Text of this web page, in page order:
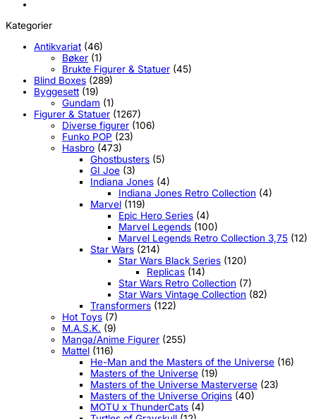
Kategorier
Antikvariat (46)
Bøker (1)
Brukte Figurer & Statuer (45)
Blind Boxes (289)
Byggesett (19)
Gundam (1)
Figurer & Statuer (1267)
Diverse figurer (106)
Funko POP (23)
Hasbro (473)
Ghostbusters (5)
GI Joe (3)
Indiana Jones (4)
Indiana Jones Retro Collection (4)
Marvel (119)
Epic Hero Series (4)
Marvel Legends (100)
Marvel Legends Retro Collection 3,75 (12)
Star Wars (214)
Star Wars Black Series (120)
Replicas (14)
Star Wars Retro Collection (7)
Star Wars Vintage Collection (82)
Transformers (122)
Hot Toys (7)
M.A.S.K. (9)
Manga/Anime Figurer (255)
Mattel (116)
He-Man and the Masters of the Universe (16)
Masters of the Universe (19)
Masters of the Universe Masterverse (23)
Masters of the Universe Origins (40)
MOTU x ThunderCats (4)